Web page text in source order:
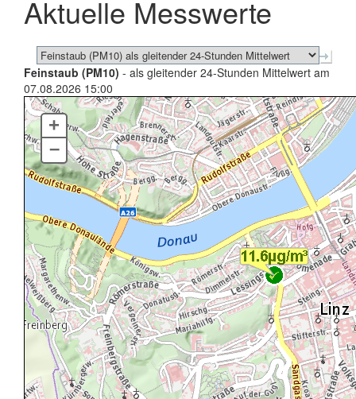
schließen
Aktuelle Messwerte
Feinstaub (PM10) - als gleitender 24-Stunden Mittelwert am
07.08.2026 15:00
+
–